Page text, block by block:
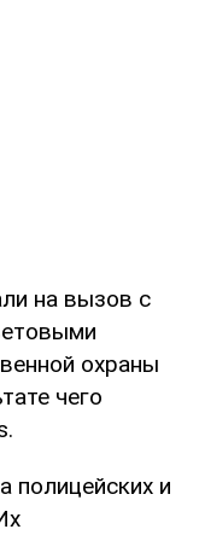
на вызов с
охраны
чего
полицейских и